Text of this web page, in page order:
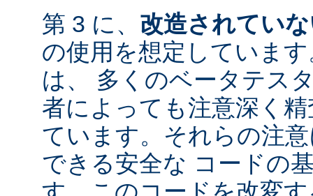
第 3 に、 改造されてい
の使用を想定していま
は、 多くのベータテス
者によっても注意深く
ています。それらの注
できる安全な コードの